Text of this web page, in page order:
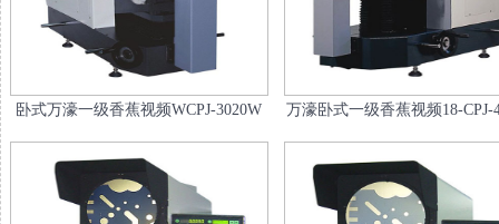
卧式万濠一级香蕉视频WCPJ-3020W 万濠卧式一级香蕉视频18-CPJ-